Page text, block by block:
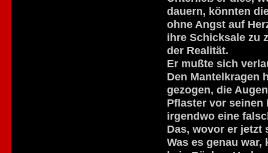
dauern, könnten
ohne Angst auf
ihre Schicksale zu
der Realität.
Er mußte sich
Den Mantelkragen
gezogen, die
Pflaster vor seinen
irgendwo eine
Das, wovor er jetzt
Was es genau